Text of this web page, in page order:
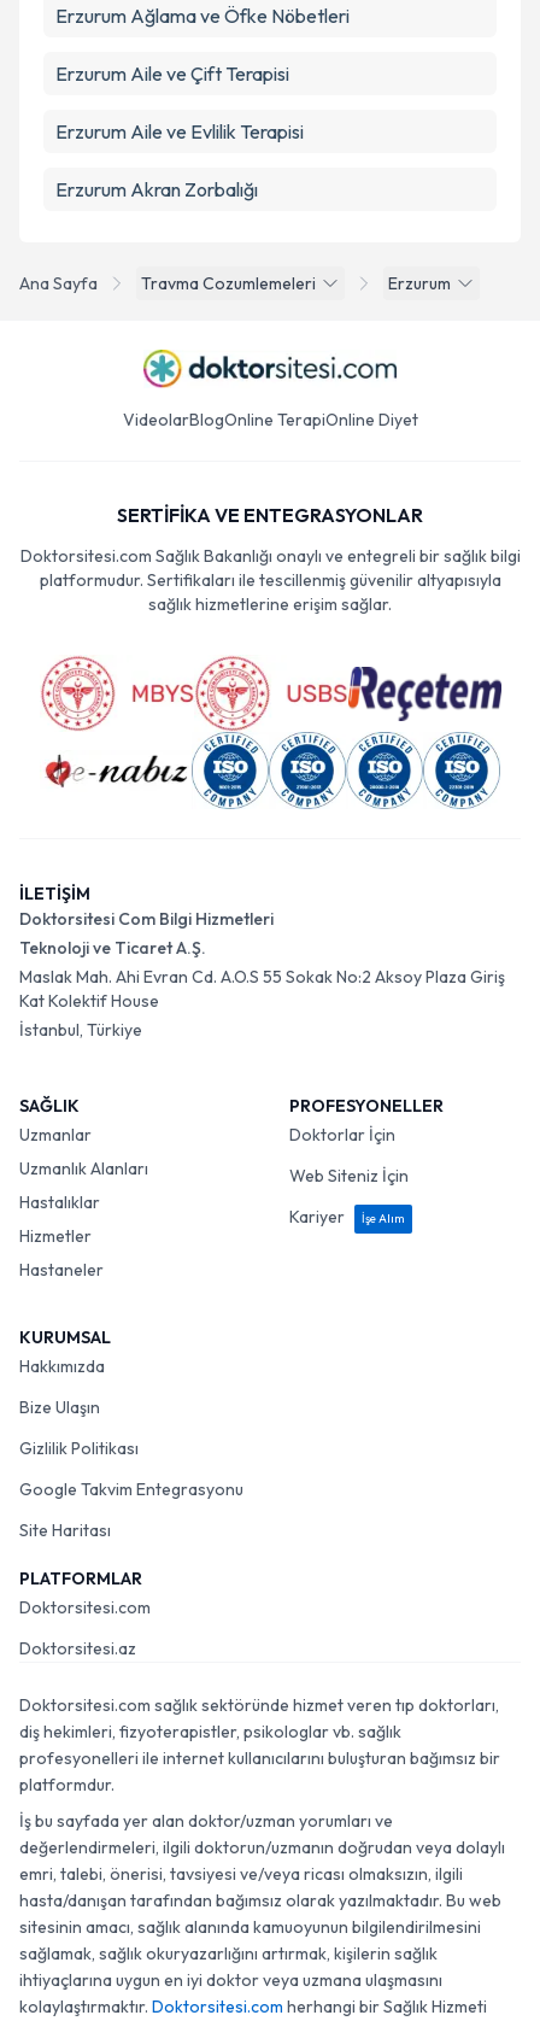
Ana Sayfa Travma Cozumlemeleri Erzurum
Erzurum Ağlama ve Öfke Nöbetleri
Erzurum Aile ve Çift Terapisi
Erzurum Aile ve Evlilik Terapisi
Erzurum Akran Zorbalığı
VideolarBlogOnline TerapiOnline Diyet
SERTİFİKA VE ENTEGRASYONLAR
Doktorsitesi.com Sağlık Bakanlığı onaylı ve entegreli bir sağlık bilgi
platformudur. Sertifikaları ile tescillenmiş güvenilir altyapısıyla
sağlık hizmetlerine erişim sağlar.
İLETİŞİM
Doktorsitesi Com Bilgi Hizmetleri
Teknoloji ve Ticaret A.Ş.
Maslak Mah. Ahi Evran Cd. A.O.S 55 Sokak No:2 Aksoy Plaza Giriş
Kat Kolektif House
İstanbul, Türkiye
SAĞLIK
Uzmanlar
Uzmanlık Alanları
Hastalıklar
Hizmetler
Hastaneler
PROFESYONELLER
Doktorlar İçin
Web Siteniz İçin
Kariyer
İşe Alım
KURUMSAL
Hakkımızda
Bize Ulaşın
Gizlilik Politikası
Google Takvim Entegrasyonu
Site Haritası
PLATFORMLAR
Doktorsitesi.com
Doktorsitesi.az
Doktorsitesi.com sağlık sektöründe hizmet veren tıp doktorları,
diş hekimleri, fizyoterapistler, psikologlar vb. sağlık
profesyonelleri ile internet kullanıcılarını buluşturan bağımsız bir
platformdur.
İş bu sayfada yer alan doktor/uzman yorumları ve
değerlendirmeleri, ilgili doktorun/uzmanın doğrudan veya dolaylı
emri, talebi, önerisi, tavsiyesi ve/veya ricası olmaksızın, ilgili
hasta/danışan tarafından bağımsız olarak yazılmaktadır. Bu web
sitesinin amacı, sağlık alanında kamuoyunun bilgilendirilmesini
sağlamak, sağlık okuryazarlığını artırmak, kişilerin sağlık
ihtiyaçlarına uygun en iyi doktor veya uzmana ulaşmasını
kolaylaştırmaktır. Doktorsitesi.com herhangi bir Sağlık Hizmeti